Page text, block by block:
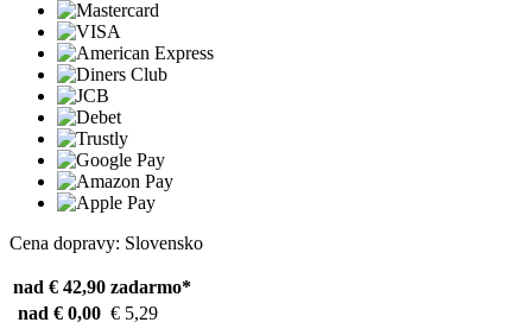
Cena dopravy: Slovensko
nad € 42,90 zadarmo*
nad € 0,00 € 5,29